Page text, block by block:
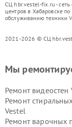
СЦ hbr.vestel-fix.ru - сеть
центров в Хабаровске
обслуживанию техники
2021-2026 © СЦ
Мы
Ремонт видеостен
Ремонт
Vestel
Ремонт варочных